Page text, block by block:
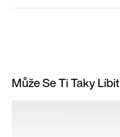
Může Se Ti Taky Líbit